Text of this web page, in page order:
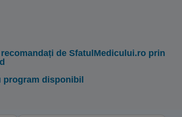
de SfatulMedicului.ro prin
program disponibil